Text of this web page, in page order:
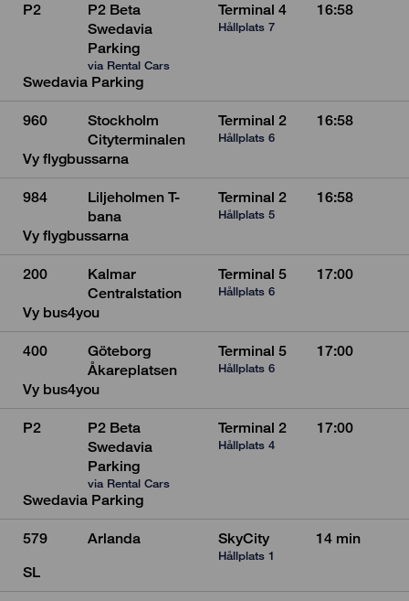
P2
P2 Beta
Swedavia
Parking
via Rental Cars
Terminal 4
Hållplats 7
16:58
Swedavia Parking
960
Stockholm
Cityterminalen
Terminal 2
Hållplats 6
16:58
Vy flygbussarna
984
Liljeholmen T-
bana
Terminal 2
Hållplats 5
16:58
Vy flygbussarna
200
Kalmar
Centralstation
Terminal 5
Hållplats 6
17:00
Vy bus4you
400
Göteborg
Åkareplatsen
Terminal 5
Hållplats 6
17:00
Vy bus4you
P2
P2 Beta
Swedavia
Parking
via Rental Cars
Terminal 2
Hållplats 4
17:00
Swedavia Parking
579 Arlanda SkyCity
Hållplats 1
14 min
SL